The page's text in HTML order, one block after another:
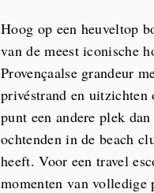
Hoog op een heuveltop
van de meest iconische
Provençaalse grandeur
privéstrand en uitzichten
punt een andere plek
ochtenden in de beach
heeft. Voor een travel
momenten van volledige